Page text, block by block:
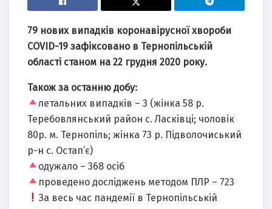
79 нових випадків коронавірусної хвороби
COVID-19 зафіксовано в Тернопільській
області станом на 22 грудня 2020 року.
Також за останню добу:
летальних випадків – 3 (жінка 58 р.
Теребовлянський район с. Ласківці; чоловік
80р. м. Тернопіль; жінка 73 р. Підволочиський
р-н с. Остап’є)
одужало – 368 осіб
проведено досліджень методом ПЛР – 723
За весь час пандемії в Тернопільській